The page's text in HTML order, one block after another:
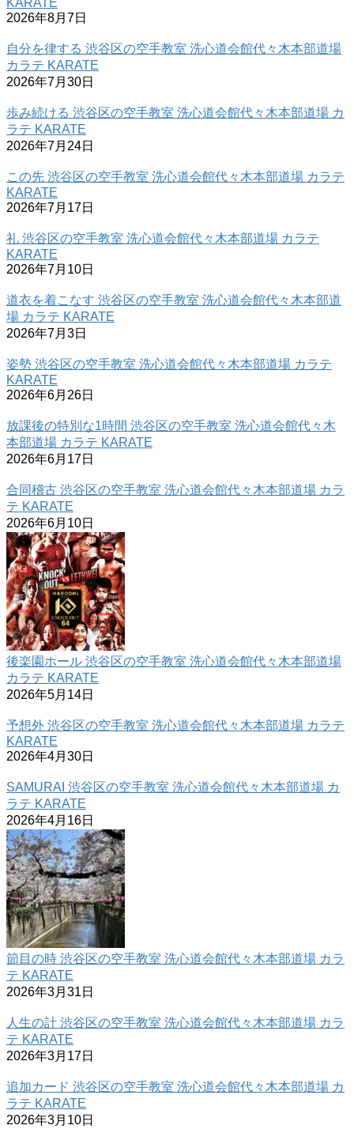
KARATE
2026年8月7日
自分を律する 渋谷区の空手教室 洗心道会館代々木本部道場
カラテ KARATE
2026年7月30日
歩み続ける 渋谷区の空手教室 洗心道会館代々木本部道場 カ
ラテ KARATE
2026年7月24日
この先 渋谷区の空手教室 洗心道会館代々木本部道場 カラテ
KARATE
2026年7月17日
礼 渋谷区の空手教室 洗心道会館代々木本部道場 カラテ
KARATE
2026年7月10日
道衣を着こなす 渋谷区の空手教室 洗心道会館代々木本部道
場 カラテ KARATE
2026年7月3日
姿勢 渋谷区の空手教室 洗心道会館代々木本部道場 カラテ
KARATE
2026年6月26日
放課後の特別な1時間 渋谷区の空手教室 洗心道会館代々木
本部道場 カラテ KARATE
2026年6月17日
合同稽古 渋谷区の空手教室 洗心道会館代々木本部道場 カラ
テ KARATE
2026年6月10日
後楽園ホール 渋谷区の空手教室 洗心道会館代々木本部道場
カラテ KARATE
2026年5月14日
予想外 渋谷区の空手教室 洗心道会館代々木本部道場 カラテ
KARATE
2026年4月30日
SAMURAI 渋谷区の空手教室 洗心道会館代々木本部道場 カ
ラテ KARATE
2026年4月16日
節目の時 渋谷区の空手教室 洗心道会館代々木本部道場 カラ
テ KARATE
2026年3月31日
人生の計 渋谷区の空手教室 洗心道会館代々木本部道場 カラ
テ KARATE
2026年3月17日
追加カード 渋谷区の空手教室 洗心道会館代々木本部道場 カ
ラテ KARATE
2026年3月10日